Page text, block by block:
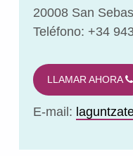
20008 San
Teléfono: +34
LLAMAR AHORA
E-mail: